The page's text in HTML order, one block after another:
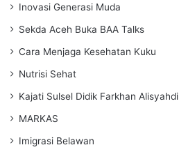
Inovasi Generasi Muda
Sekda Aceh Buka BAA Talks
Cara Menjaga Kesehatan Kuku
Nutrisi Sehat
Kajati Sulsel Didik Farkhan Alisyahdi
MARKAS
Imigrasi Belawan